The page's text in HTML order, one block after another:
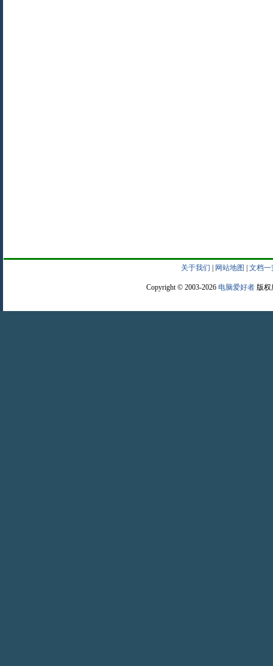
关于我们 网站地图 文档一
Copyright © 2003-2026 电脑爱好者版权